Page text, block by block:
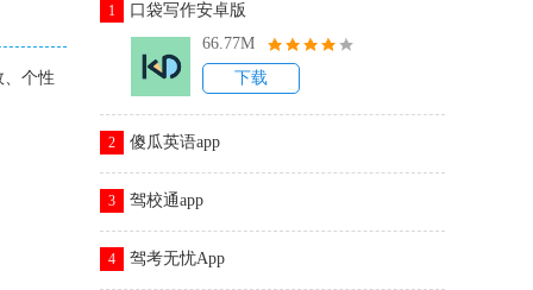
、个性
1
口袋写作安卓版
66.77M
下载
2 傻瓜英语app
3 驾校通app
4 驾考无忧App